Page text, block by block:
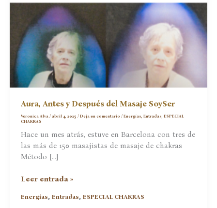
Aura, Antes y Después del Masaje SoySer
Veronica Alva/ abril 4, 2025/Deja un comentario /Energías,Entradas,ESPECIAL
CHAKRAS
Hace un mes atrás, estuve en Barcelona con tres de
las más de 150 masajistas de masaje de chakras
Método […]
Aura,
y
Leer entrada »
Energías,Entradas,ESPECIAL CHAKRAS